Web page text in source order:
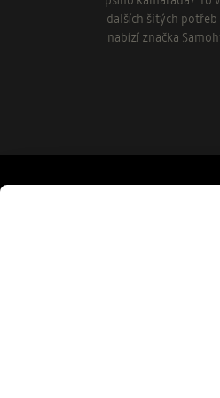
dalších šitých
nabízí značka
nových výrobcích nebo